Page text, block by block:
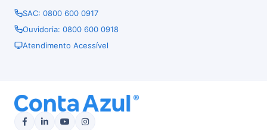
SAC: 0800 600 0917
Ouvidoria: 0800 600 0918
Atendimento Acessível